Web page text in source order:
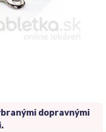
dopravnými